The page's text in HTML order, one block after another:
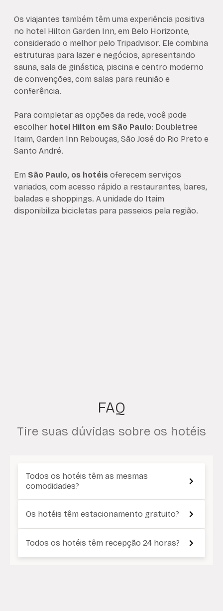
Os viajantes também têm uma experiência positiva
no hotel Hilton Garden Inn, em Belo Horizonte,
considerado o melhor pelo Tripadvisor. Ele combina
estruturas para lazer e negócios, apresentando
sauna, sala de ginástica, piscina e centro moderno
de convenções, com salas para reunião e
conferência.
Para completar as opções da rede, você pode
escolher hotel Hilton em São Paulo: Doubletree
Itaim, Garden Inn Rebouças, São José do Rio Preto e
Santo André.
Em São Paulo, os hotéis oferecem serviços
variados, com acesso rápido a restaurantes, bares,
baladas e shoppings. A unidade do Itaim
disponibiliza bicicletas para passeios pela região.
FAQ
Tire suas dúvidas sobre os hotéis
Todos os hotéis têm as mesmas
comodidades?
Os hotéis têm estacionamento gratuito?
Todos os hotéis têm recepção 24 horas?